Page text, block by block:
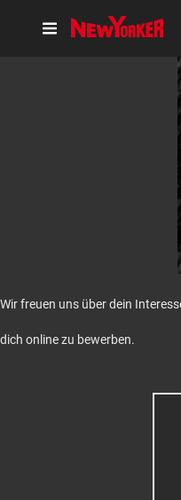
Wir freuen uns über dein
dich online zu bewerben.